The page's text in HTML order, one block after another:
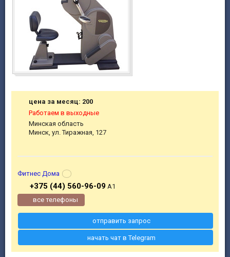
цена за месяц: 200
Работаем в выходные
Минская область
Минск, ул. Тиражная, 127
Фитнес Дома
+375 (44) 560-96-09A1
все телефоны
отправить запрос
начать чат в Telegram